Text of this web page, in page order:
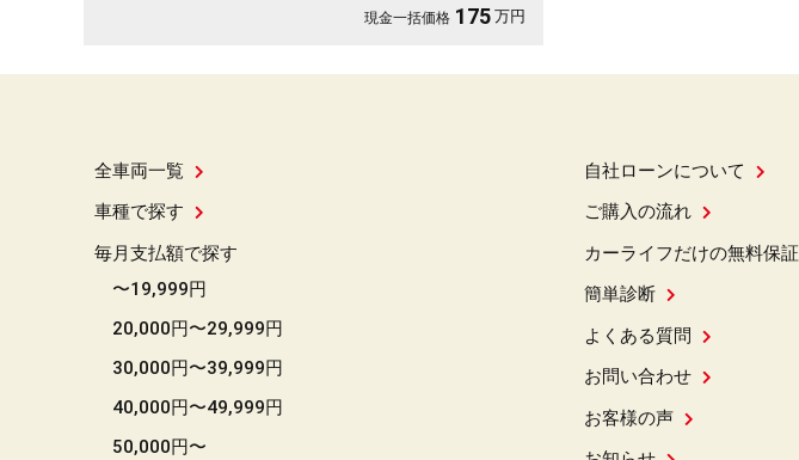
現金一括価格 175 万円
全車両一覧
車種で探す
毎月支払額で探す
〜19,999円
20,000円〜29,999円
30,000円〜39,999円
40,000円〜49,999円
50,000円〜
自社ローンについて
ご購入の流れ
カーライフだけの無料保証
簡単診断
よくある質問
お問い合わせ
お客様の声